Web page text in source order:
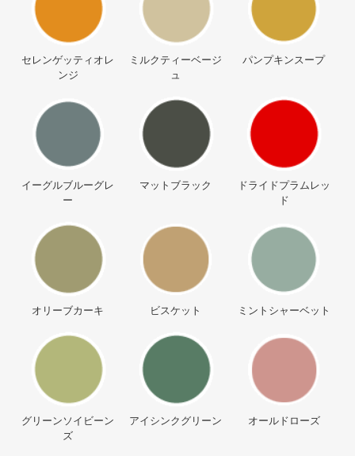
セレンゲッティオレ
ンジ
ミルクティーベージ
ュ
パンプキンスープ
イーグルブルーグレ
ー
マットブラック
ドライドプラムレッ
ド
オリーブカーキ ビスケット ミントシャーベット
グリーンソイビーン
ズ
アイシンクグリーン オールドローズ